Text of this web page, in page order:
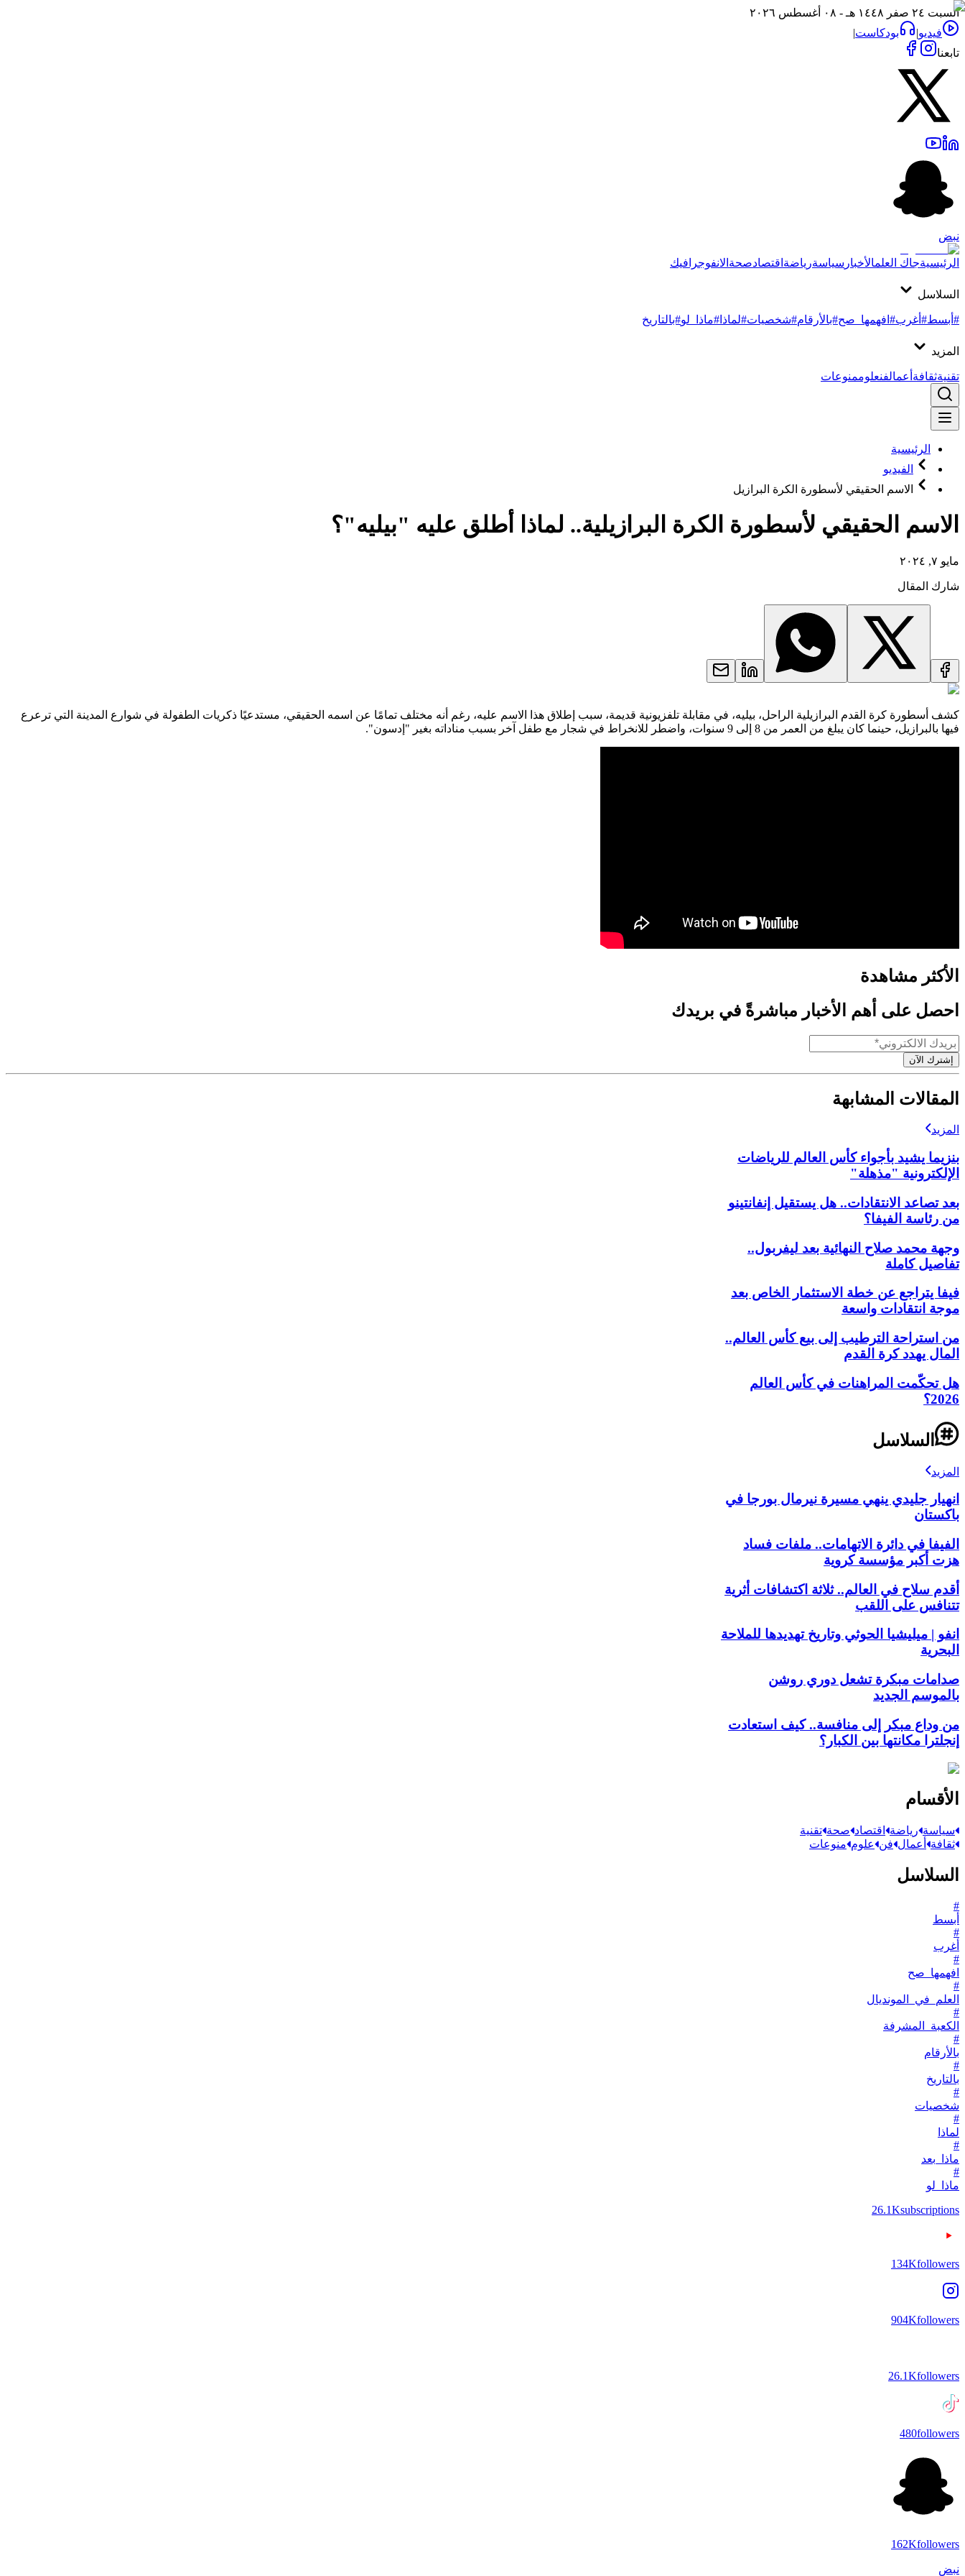
السبت ٢٤ صفر ١٤٤٨ هـ - ٠٨ أغسطس ٢٠٢٦
فيديو| بودكاست|
تابعنا
نبض
الرئيسيةجاك العلمالأخبار سياسةرياضة اقتصادصحة الانفوجرافيك
السلاسل
#أبسط#أغرب#افهمها_صح#بالأرقام#شخصيات#لماذا #ماذا_لو#بالتاريخ
المزيد
تقنيةثقافة أعمالفنعلوممنوعات
الرئيسية
الفيديو
الاسم الحقيقي لأسطورة الكرة البرازيل
الاسم الحقيقي لأسطورة الكرة البرازيلية.. لماذا أطلق عليه "بيليه"؟
مايو ٧, ٢٠٢٤
شارك المقال
كشف أسطورة كرة القدم البرازيلية الراحل، بيليه، في مقابلة تلفزيونية قديمة، سبب إطلاق هذا الاسم عليه، رغم أنه مختلف تمامًا عن اسمه الحقيقي، مستدعيًا ذكريات الطفولة في شوارع المدينة التي ترعرع
فيها بالبرازيل، حينما كان يبلغ من العمر من 8 إلى 9 سنوات، واضطر للانخراط في شجار مع طفل آخر بسبب مناداته بغير "إدسون".
الأكثر مشاهدة
احصل على أهم الأخبار مباشرةً في بريدك
إشترك الآن
المقالات المشابهة
المزيد
بنزيما يشيد بأجواء كأس العالم للرياضات
الإلكترونية "مذهلة"
بعد تصاعد الانتقادات.. هل يستقيل إنفانتينو
من رئاسة الفيفا؟
وجهة محمد صلاح النهائية بعد ليفربول..
تفاصيل كاملة
فيفا يتراجع عن خطة الاستثمار الخاص بعد
موجة انتقادات واسعة
من استراحة الترطيب إلى بيع كأس العالم..
المال يهدد كرة القدم
هل تحكّمت المراهنات في كأس العالم
2026؟
السلاسل
المزيد
انهيار جليدي ينهي مسيرة نيرمال بورجا في
باكستان
الفيفا في دائرة الاتهامات.. ملفات فساد
هزت أكبر مؤسسة كروية
أقدم سلاح في العالم.. ثلاثة اكتشافات أثرية
تتنافس على اللقب
انفو | ميليشيا الحوثي وتاريخ تهديدها للملاحة
البحرية
صدامات مبكرة تشعل دوري روشن
بالموسم الجديد
من وداع مبكر إلى منافسة.. كيف استعادت
إنجلترا مكانتها بين الكبار؟
الأقسام
سياسة رياضة اقتصاد صحة تقنية
ثقافة
أعمال فن علوم منوعات
السلاسل
#
أبسط
#
أغرب
#
افهمها_صح
#
العلم_في_المونديال
#
الكعبة_المشرفة
#
بالأرقام
#
بالتاريخ
#
شخصيات
#
لماذا
#
ماذا_بعد
#
ماذا_لو
26.1Ksubscriptions
134Kfollowers
904Kfollowers
26.1Kfollowers
480followers
162Kfollowers
نبض